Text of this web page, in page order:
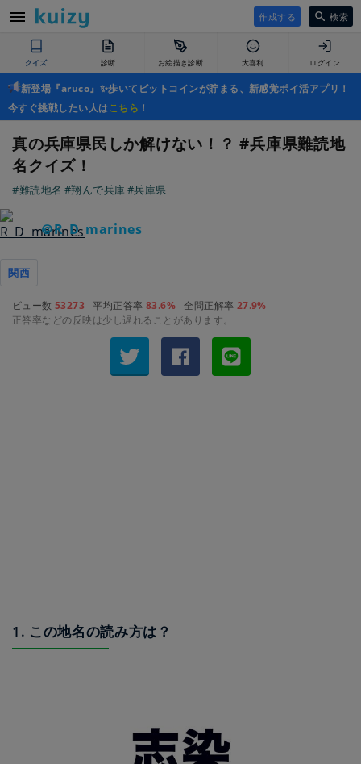
作成する 検索
クイズ 診断 お絵描き診断 大喜利 ログイン
新登場『aruco』✨歩いてビットコインが貯まる、新感覚ポイ活アプリ！
今すぐ挑戦したい人はこちら ！
真の兵庫県民しか解けない！？ #兵庫県難読地
名クイズ！
#難読地名 #翔んで兵庫#兵庫県
＠R_D_marines
関西
ビュー数 53273 平均正答率 83.6% 全問正解率 27.9%
正答率などの反映は少し遅れることがあります。
1. この地名の読み方は？